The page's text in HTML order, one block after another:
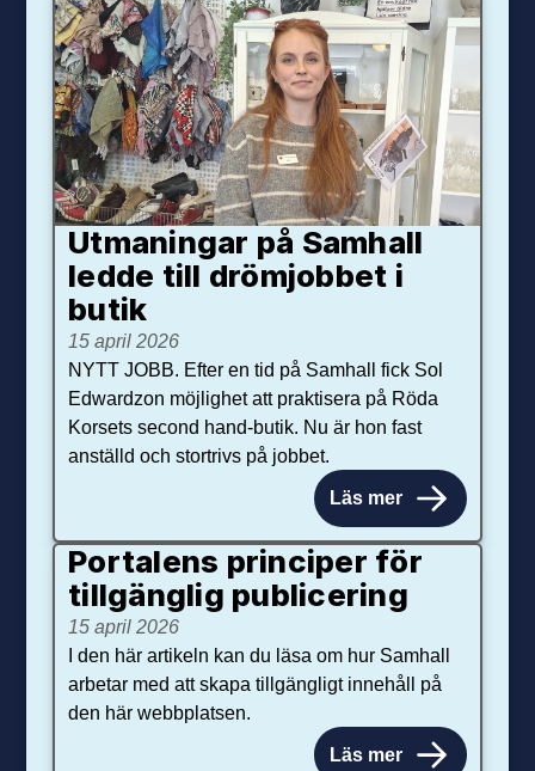
Utmaningar på Sam­hall
ledde till dröm­jobbet i
butik
15 april 2026
NYTT JOBB. Efter en tid på Samhall fick Sol
Edwardzon möjlighet att praktisera på Röda
Korsets second hand-butik. Nu är hon fast
anställd och stortrivs på jobbet.
Läs mer
Portalens principer för
tillgänglig publicering
15 april 2026
I den här artikeln kan du läsa om hur Samhall
arbetar med att skapa tillgängligt innehåll på
den här webbplatsen.
Läs mer